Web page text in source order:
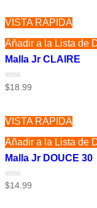
5
VISTA RÁPIDA
Añadir a la Lista de
Malla Jr CLAIRE
Valorado
5
$18.99
VISTA RÁPIDA
Añadir a la Lista de
Malla Jr DOUCE 30
Valorado
$14.99